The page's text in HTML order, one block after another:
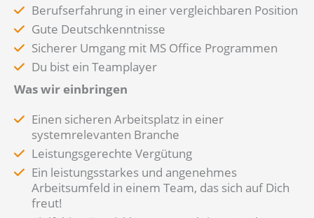
Berufserfahrung in einer vergleichbaren Position
Gute Deutschkenntnisse
Sicherer Umgang mit MS Office Programmen
Du bist ein Teamplayer
Was wir einbringen
Einen sicheren Arbeitsplatz in einer
systemrelevanten Branche
Leistungsgerechte Vergütung
Ein leistungsstarkes und angenehmes
Arbeitsumfeld in einem Team, das sich auf Dich
freut!